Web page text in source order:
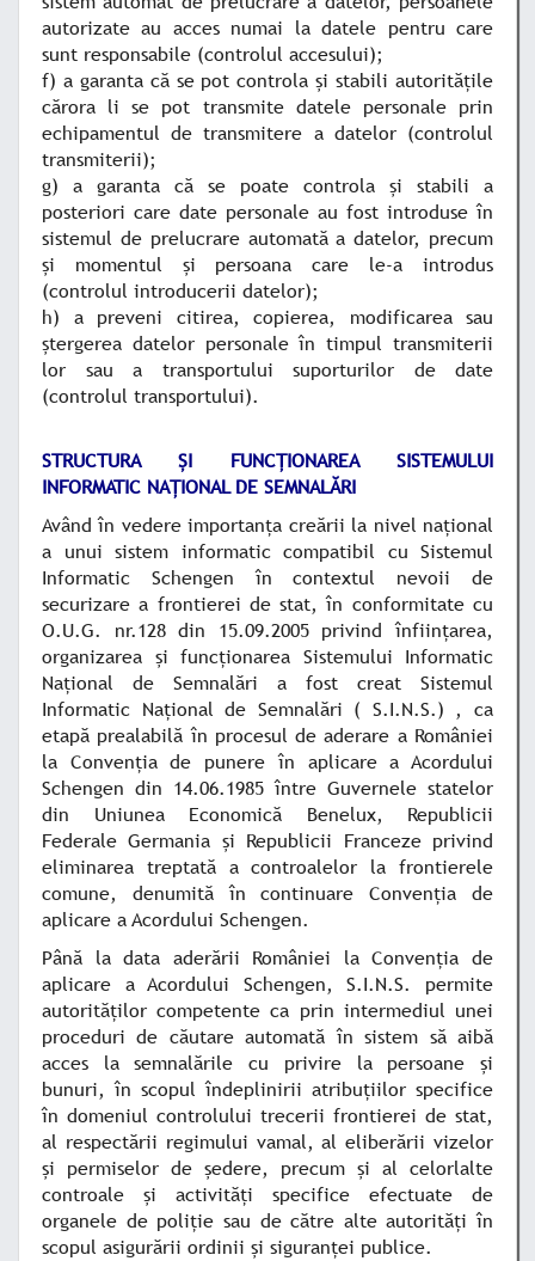
autorizate au acces numai la datele pentru care
sunt responsabile (controlul accesului);
f) a garanta că se pot controla şi stabili autorităţile
cărora li se pot transmite datele personale prin
echipamentul de transmitere a datelor (controlul
transmiterii);
g) a garanta că se poate controla şi stabili a
posteriori care date personale au fost introduse în
sistemul de prelucrare automată a datelor, precum
şi momentul şi persoana care le-a introdus
(controlul introducerii datelor);
h) a preveni citirea, copierea, modificarea sau
ştergerea datelor personale în timpul transmiterii
lor sau a transportului suporturilor de date
(controlul transportului).
STRUCTURA ŞI FUNCŢIONAREA SISTEMULUI
INFORMATIC NAŢIONAL DE SEMNALĂRI
Având în vedere importanţa creării la nivel naţional
a unui sistem informatic compatibil cu Sistemul
Informatic Schengen în contextul nevoii de
securizare a frontierei de stat, în conformitate cu
O.U.G. nr.128 din 15.09.2005 privind înfiinţarea,
organizarea şi funcţionarea Sistemului Informatic
Naţional de Semnalări a fost creat Sistemul
Informatic Naţional de Semnalări ( S.I.N.S.) , ca
etapă prealabilă în procesul de aderare a României
la Convenţia de punere în aplicare a Acordului
Schengen din 14.06.1985 între Guvernele statelor
din Uniunea Economică Benelux, Republicii
Federale Germania şi Republicii Franceze privind
eliminarea treptată a controalelor la frontierele
comune, denumită în continuare Convenţia de
aplicare a Acordului Schengen.
Până la data aderării României la Convenţia de
aplicare a Acordului Schengen, S.I.N.S. permite
autorităţilor competente ca prin intermediul unei
proceduri de căutare automată în sistem să aibă
acces la semnalările cu privire la persoane şi
bunuri, în scopul îndeplinirii atribuţiilor specifice
în domeniul controlului trecerii frontierei de stat,
al respectării regimului vamal, al eliberării vizelor
şi permiselor de şedere, precum şi al celorlalte
controale şi activităţi specifice efectuate de
organele de poliţie sau de către alte autorităţi în
scopul asigurării ordinii şi siguranţei publice.